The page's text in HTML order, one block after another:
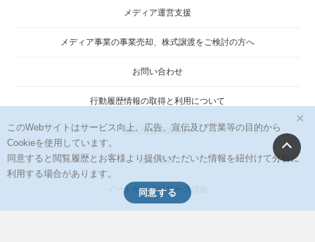
メディア運営支援
メディア事業の事業売却、株式譲渡をご検討の方へ
お問い合わせ
行動履歴情報の取得と利用について
個人情報保護方針
会社概要
イードからのリリース情報
このWebサイトはサービス向上、広告、宣伝及び営業等の目的から
Cookieを使用しています。
同意すると閲覧履歴とお客様より提供いただいた情報を紐付けて分析に
利用する場合があります。
同意する
×